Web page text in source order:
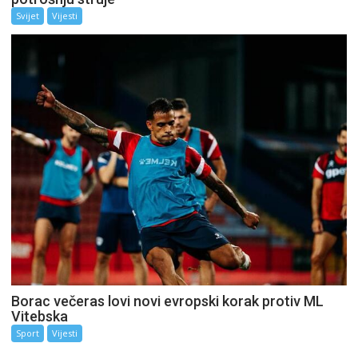
Svijet Vijesti
Borac večeras lovi novi evropski korak protiv ML
Vitebska
Sport Vijesti